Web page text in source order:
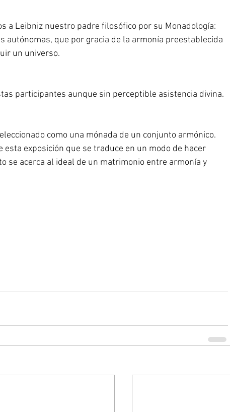
a Leibniz nuestro padre filosófico por su Monadología:
autónomas, que por gracia de la armonía preestablecida
un universo.
participantes aunque sin perceptible asistencia divina.
como una mónada de un conjunto armónico.
exposición que se traduce en un modo de hacer
se acerca al ideal de un matrimonio entre armonía y